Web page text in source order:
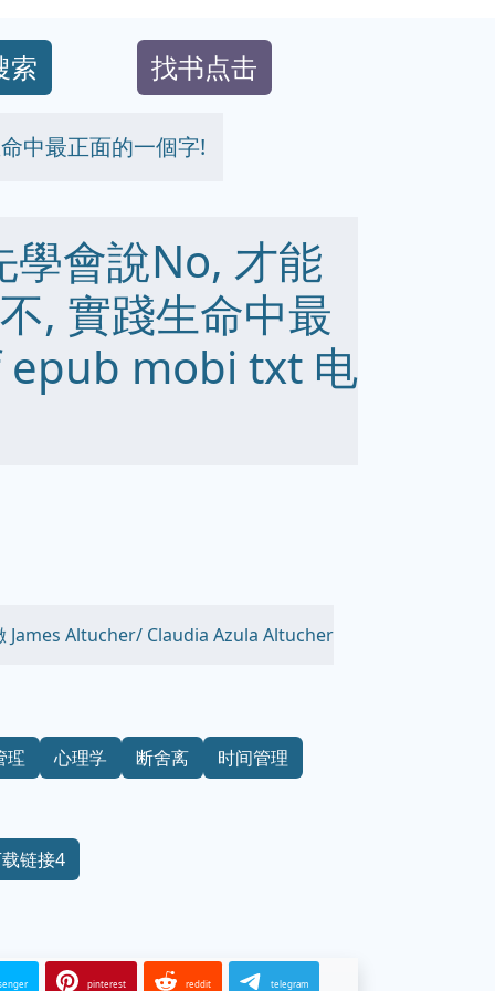
索 找书点击
中最正面的一個字!
學會說No, 才能
, 實踐生命中最
epub mobi txt 电
James Altucher/ Claudia Azula Altucher
理 心理学 断舍离 时间管理
链接4
pinterest reddit telegram